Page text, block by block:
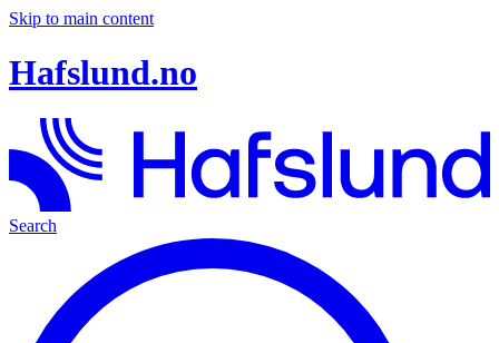
Skip to main content
Hafslund.no
Search